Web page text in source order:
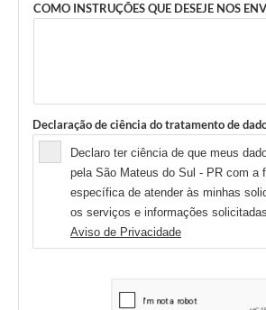
COMO INSTRUÇÕES QUE DESEJE NOS
Declaração de ciência do tratamento de
Declaro ter ciência de que meus
pela São Mateus do Sul - PR com a
específica de atender às minhas
os serviços e informações
Aviso de Privacidade